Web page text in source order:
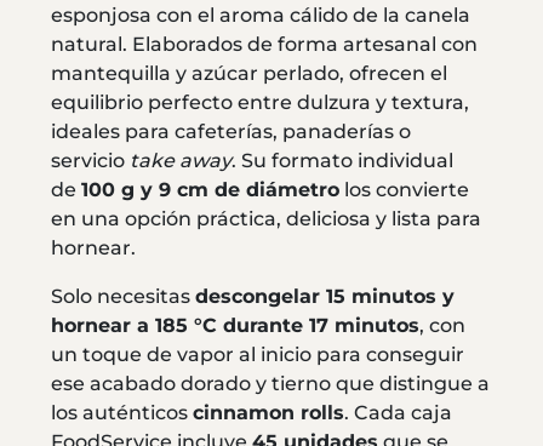
esponjosa con el aroma cálido de la canela
natural. Elaborados de forma artesanal con
mantequilla y azúcar perlado, ofrecen el
equilibrio perfecto entre dulzura y textura,
ideales para cafeterías, panaderías o
servicio take away. Su formato individual
de 100 g y 9 cm de diámetro los convierte
en una opción práctica, deliciosa y lista para
hornear.
Solo necesitas descongelar 15 minutos y
hornear a 185 °C durante 17 minutos, con
un toque de vapor al inicio para conseguir
ese acabado dorado y tierno que distingue a
los auténticos cinnamon rolls. Cada caja